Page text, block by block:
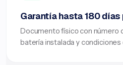
Garantía hasta 180
Documento físico con número
batería instalada y condiciones